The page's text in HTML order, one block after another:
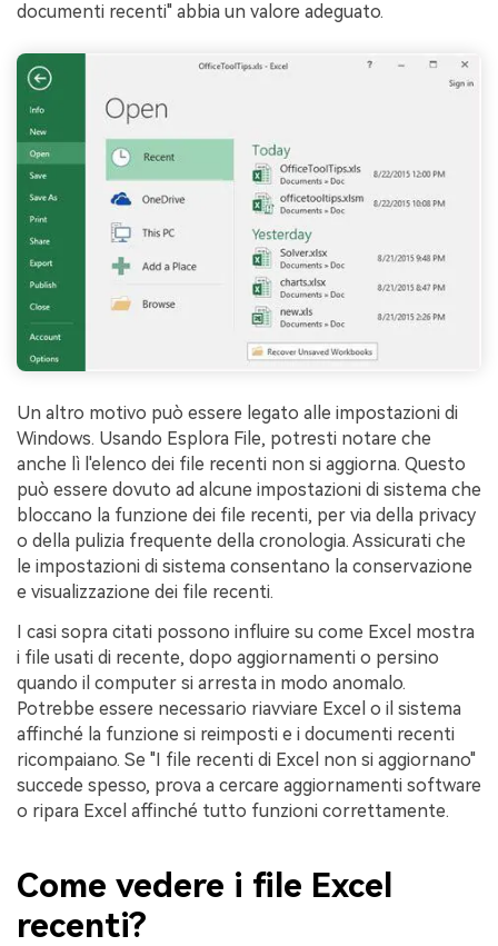
documenti recenti" abbia un valore adeguato.
Un altro motivo può essere legato alle impostazioni di
Windows. Usando Esplora File, potresti notare che
anche lì l'elenco dei file recenti non si aggiorna. Questo
può essere dovuto ad alcune impostazioni di sistema che
bloccano la funzione dei file recenti, per via della privacy
o della pulizia frequente della cronologia. Assicurati che
le impostazioni di sistema consentano la conservazione
e visualizzazione dei file recenti.
I casi sopra citati possono influire su come Excel mostra
i file usati di recente, dopo aggiornamenti o persino
quando il computer si arresta in modo anomalo.
Potrebbe essere necessario riavviare Excel o il sistema
affinché la funzione si reimposti e i documenti recenti
ricompaiano. Se "I file recenti di Excel non si aggiornano"
succede spesso, prova a cercare aggiornamenti software
o ripara Excel affinché tutto funzioni correttamente.
Come vedere i file Excel
recenti?